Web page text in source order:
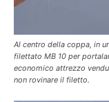
Al centro della coppa, in
filettato MB 10 per
economico attrezzo
non rovinare il filetto.